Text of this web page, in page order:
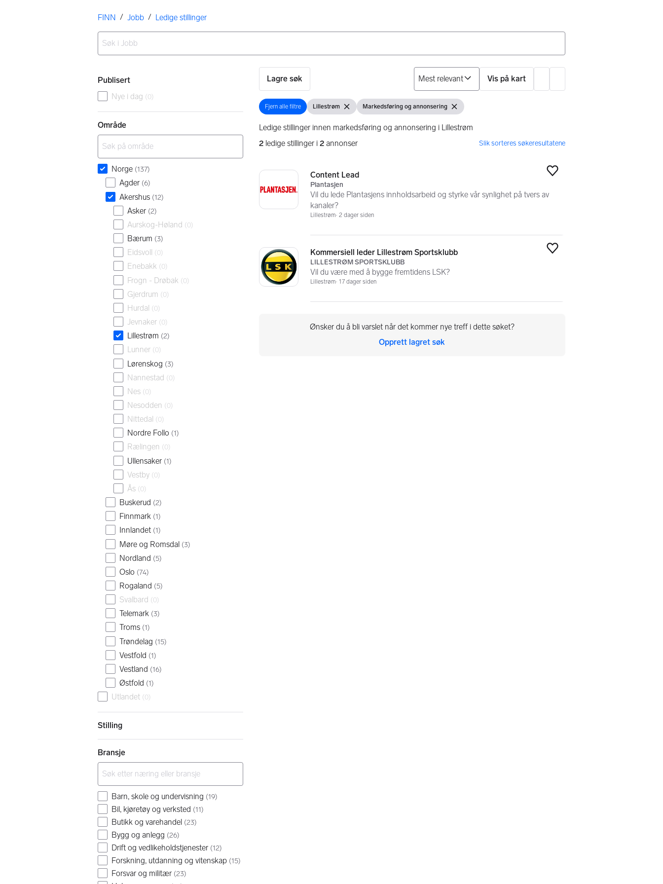
Her er du
FINN / Jobb / Ledige stillinger
Filtre
Publisert
Nye i dag (0)
Område
Norge (137)
Agder (6)
Akershus (12)
Asker (2)
Aurskog-Høland (0)
Bærum (3)
Eidsvoll (0)
Enebakk (0)
Frogn - Drøbak (0)
Gjerdrum (0)
Hurdal (0)
Jevnaker (0)
Lillestrøm (2)
Lunner (0)
Lørenskog (3)
Nannestad (0)
Nes (0)
Nesodden (0)
Nittedal (0)
Nordre Follo (1)
Rælingen (0)
Ullensaker (1)
Vestby (0)
Ås (0)
Buskerud (2)
Finnmark (1)
Innlandet (1)
Møre og Romsdal (3)
Nordland (5)
Oslo (74)
Rogaland (5)
Svalbard (0)
Telemark (3)
Troms (1)
Trøndelag (15)
Vestfold (1)
Vestland (16)
Østfold (1)
Utlandet (0)
Stilling
Bransje
Barn, skole og undervisning (19)
Bil, kjøretøy og verksted (11)
Butikk og varehandel (23)
Bygg og anlegg (26)
Drift og vedlikeholdstjenester (12)
Forskning, utdanning og vitenskap (15)
Forsvar og militær (23)
Lagre søk
Sorter på
Vis på kart
Fjern alle filtre
Fjern alle filtre Vis filter
Lillestrøm Fjern filterVis filter
Markedsføring og annonsering Fjern filter
Ledige stillinger innen markedsføring og annonsering i Lillestrøm
2ledige stillinger i 2annonser
Søkeresultater
Content Lead
Plantasjen
Vil du lede Plantasjens innholdsarbeid og styrke vår synlighet på tvers av
kanaler?
Lillestrøm 2 dager siden
Kommersiell leder Lillestrøm Sportsklubb
LILLESTRØM SPORTSKLUBB
Vil du være med å bygge fremtidens LSK?
Lillestrøm 17 dager siden
Ønsker du å bli varslet når det kommer nye treff i dette søket?
Opprett lagret søk